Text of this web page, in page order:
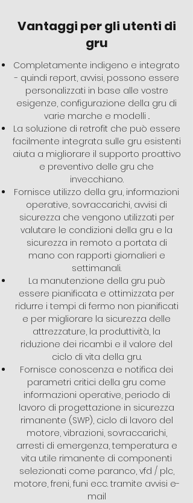
Vantaggi per gli utenti di
gru
Completamente indigeno e integrato
- quindi report, avvisi, possono essere
personalizzati in base alle vostre
esigenze, configurazione della gru di
varie marche e modelli ..
La soluzione di retrofit che può essere
facilmente integrata sulle gru esistenti
aiuta a migliorare il supporto proattivo
e preventivo delle gru che
invecchiano.
Fornisce utilizzo della gru, informazioni
operative, sovraccarichi, avvisi di
sicurezza che vengono utilizzati per
valutare le condizioni della gru e la
sicurezza in remoto a portata di
mano con rapporti giornalieri e
settimanali.
La manutenzione della gru può
essere pianificata e ottimizzata per
ridurre i tempi di fermo non pianificati
e per migliorare la sicurezza delle
attrezzature, la produttività, la
riduzione dei ricambi e il valore del
ciclo di vita della gru.
Fornisce conoscenza e notifica dei
parametri critici della gru come
informazioni operative, periodo di
lavoro di progettazione in sicurezza
rimanente (SWP), ciclo di lavoro del
motore, vibrazioni, sovraccarichi,
arresti di emergenza, temperatura e
vita utile rimanente di componenti
selezionati come paranco, vfd / plc,
motore, freni, funi ecc. tramite avvisi e-
mail